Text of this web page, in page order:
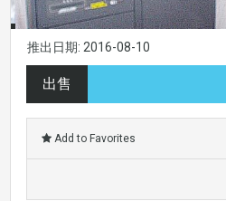
推出日期: 2016-08-10
出售
Add to Favorites